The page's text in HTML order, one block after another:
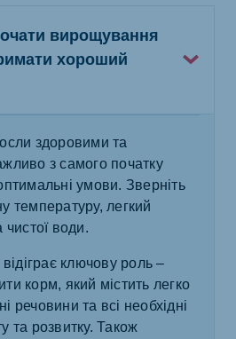
вирощування
хороший
здоровими та
з самого початку
умови. Зверніть
температуру, легкий
чистої води.
ключову роль –
корм, який містить легко
речовини та всі необхідні
та розвитку. Також